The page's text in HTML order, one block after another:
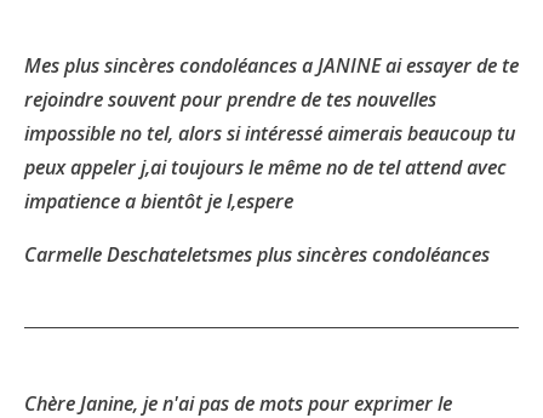
Mes plus sincères condoléances a JANINE ai essayer de te
rejoindre souvent pour prendre de tes nouvelles
impossible no tel, alors si intéressé aimerais beaucoup tu
peux appeler j,ai toujours le même no de tel attend avec
impatience a bientôt je l,espere
Carmelle Deschateletsmes plus sincères condoléances
Chère Janine, je n'ai pas de mots pour exprimer le